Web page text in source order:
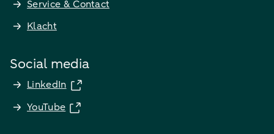
Service & Contact
Klacht
Social media
LinkedIn
YouTube